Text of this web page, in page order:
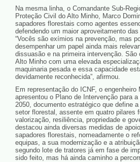
Na mesma linha, o Comandante Sub-
Proteção Civil do Alto Minho, Marco
sapadores florestais como agentes
defendendo um maior aproveitamento das
“Vocês são exímios na prevenção, mas
desempenhar um papel ainda mais
dissuasão e na primeira intervenção. São
Alto Minho com uma elevada
maquinaria pesada e essa capacidade
devidamente reconhecida”, afirmou.
Em representação do ICNF, o engenheiro
apresentou o Plano de Intervenção para
2050, documento estratégico que define
setor florestal, assente em quatro pilares
valorização, resiliência, propriedade e
destacou ainda diversas medidas de
sapadores florestais, nomeadamente o
equipas, a sua modernização e a
segundo lote de tratores já em fase de
sido feito, mas há ainda caminho a